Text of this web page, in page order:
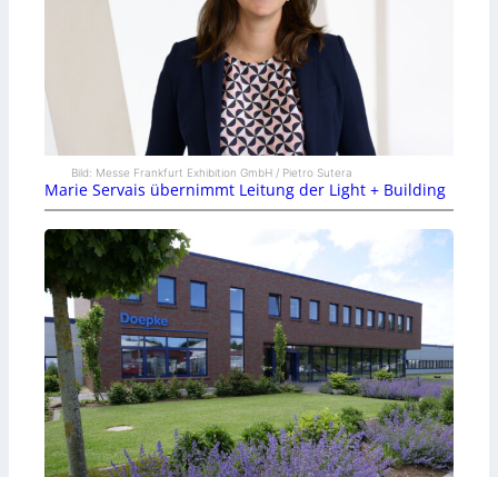
Bild: Messe Frankfurt Exhibition GmbH / Pietro Sutera
Marie Servais übernimmt Leitung der Light + Building